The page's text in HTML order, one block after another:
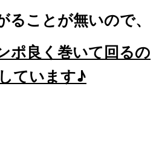
ることが無いので、
ポ良く巻いて回るの
ています♪